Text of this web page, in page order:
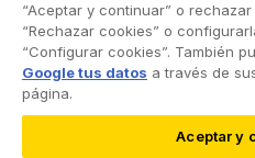
Deportivo
Esquí
“Aceptar y continuar” o
“Rechazar cookies” o
“Configurar cookies”. También
Google tus datos a través de
página.
Aceptar y